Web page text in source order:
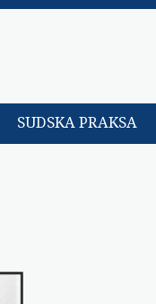
SUDSKA PRAKSA